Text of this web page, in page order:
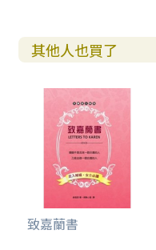
其他人也買了
致嘉蘭書